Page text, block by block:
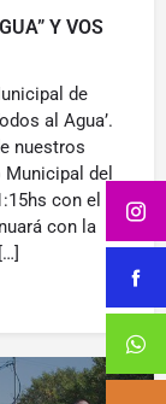
Y VOS
de
al Agua’.
nuestros
del
con el
con la